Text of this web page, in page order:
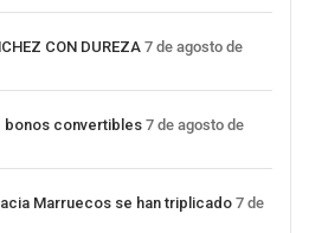
CON DUREZA 7 de agosto de
bonos convertibles 7 de agosto de
Marruecos se han triplicado 7 de